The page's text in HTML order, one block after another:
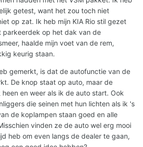
getest, want het zou toch niet
op zat. Ik heb mijn KIA Rio stil gezet
parkeerdek op het dak van de
haalde mijn voet van de rem,
keurig staan.
gemerkt, is dat de autofunctie van de
De knop staat op auto, maar de
en weer als ik de auto start. Ook
die seinen met hun lichten als ik 's
de koplampen staan goed en alle
vinden ze de auto wel erg mooi
heb om even langs de dealer te gaan,